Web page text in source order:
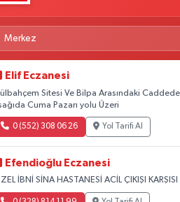
Elif Eczanesi
Sitesi Ve Bilpa Arasındaki
Cuma Pazarı yolu Üzeri
0 (552) 308 06 26 Yol Tarifi Al
Efendioğlu Eczanesi
İBNİ SİNA HASTANESİ ACİL ÇIKIŞI KARŞISI